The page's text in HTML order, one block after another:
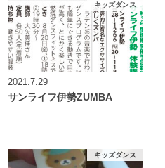
キッズダンス
2021.7.29
サンライフ伊勢ZUMBA
キッズダンス